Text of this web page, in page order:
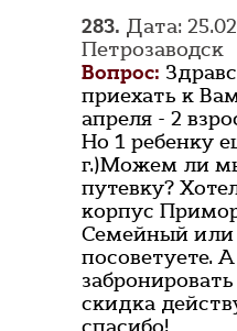
283. Дата:
Петрозаводск
Вопрос:
приехать к
апреля - 2
Но 1 ребенку
г.)Можем ли
путевку?
корпус
Семейный или
посоветуете.
скидка